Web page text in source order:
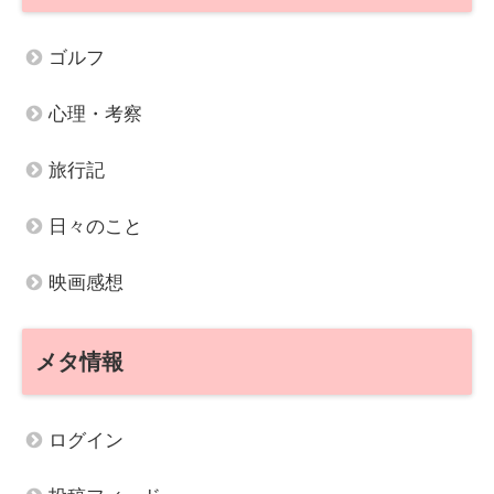
ゴルフ
心理・考察
旅行記
日々のこと
映画感想
メタ情報
ログイン